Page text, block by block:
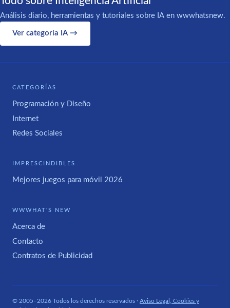
Análisis diario, herramientas y tutoriales sobre IA en wwwhatsnew.
Ver categoría IA →
CATEGORÍAS
Programación y Diseño
Internet
Redes Sociales
IMPRESCINDIBLES
Mejores juegos para móvil 2026
WWWHAT'S NEW
Acerca de
Contacto
Contratos de Publicidad
© 2005–2026 Todos los derechos reservados · Aviso Legal, Cookies y